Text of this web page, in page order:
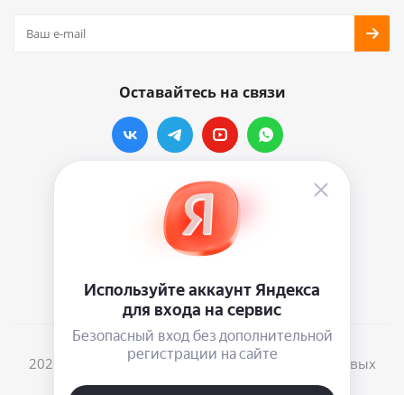
Оставайтесь на связи
Наши контакты
info@vinylmarkt.ru
2026 © Винилмаркт - интернет-магазин виниловых
пластинок